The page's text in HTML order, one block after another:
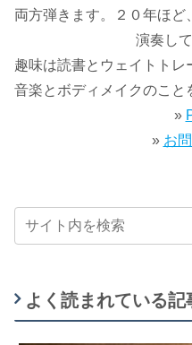
両方弾きます。２０年ほど
演奏し
趣味は読書とウェイトトレ
音楽とボディメイクのこと
»
» お
よく読まれている記